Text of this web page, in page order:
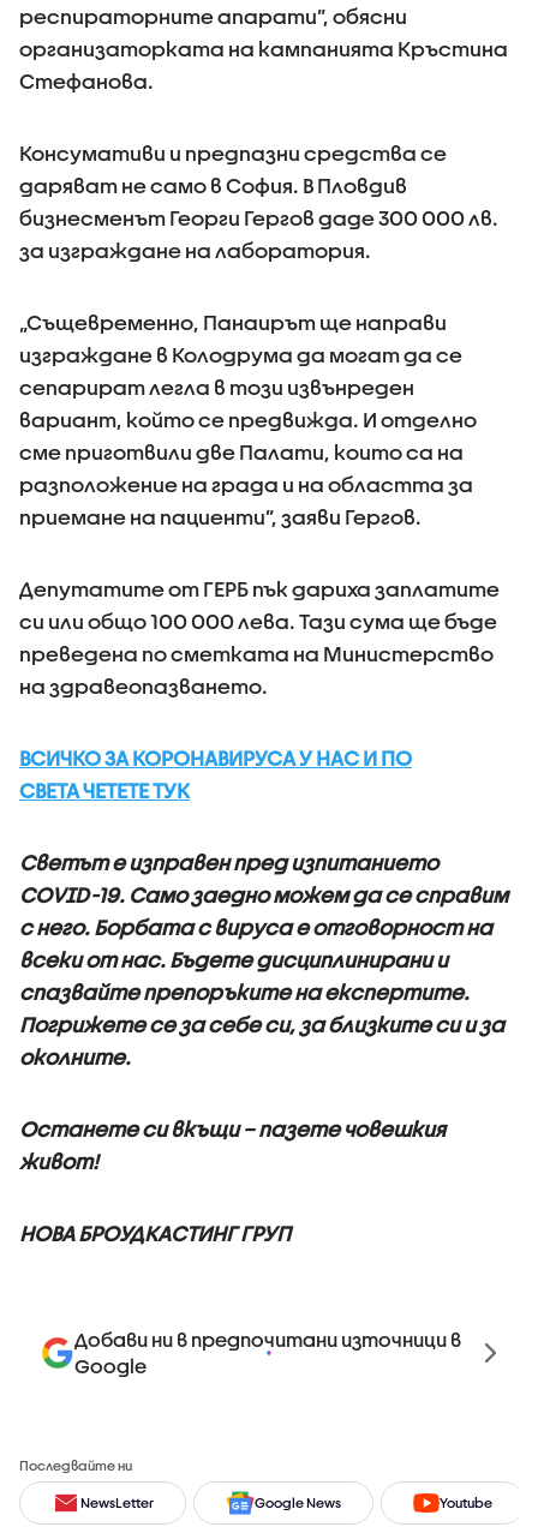
респираторните апарати”, обясни
организаторката на кампанията Кръстина
Стефанова.
Консумативи и предпазни средства се
даряват не само в София. В Пловдив
бизнесменът Георги Гергов даде 300 000 лв.
за изграждане на лаборатория.
„Същевременно, Панаирът ще направи
изграждане в Колодрума да могат да се
сепарират легла в този извънреден
вариант, който се предвижда. И отделно
сме приготвили две Палати, които са на
разположение на града и на областта за
приемане на пациенти”, заяви Гергов.
Депутатите от ГЕРБ пък дариха заплатите
си или общо 100 000 лева. Тази сума ще бъде
преведена по сметката на Министерство
на здравеопазването.
ВСИЧКО ЗА КОРОНАВИРУСА У НАС И ПО
СВЕТА ЧЕТЕТЕ ТУК
Светът е изправен пред изпитанието
COVID-19. Само заедно можем да се справим
с него. Борбата с вируса е отговорност на
всеки от нас. Бъдете дисциплинирани и
спазвайте препоръките на експертите.
Погрижете се за себе си, за близките си и за
околните.
Останете си вкъщи – пазете човешкия
живот!
НОВА БРОУДКАСТИНГ ГРУП
Добави ни в предпочитани източници в
Google
Последвайте ни
NewsLetter Google News Youtube